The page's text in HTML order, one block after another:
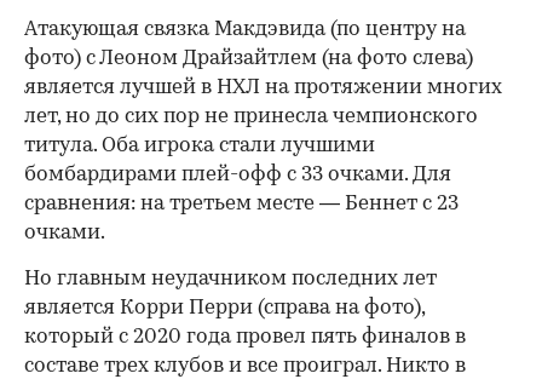
Атакующая связка Макдэвида (по центру на
фото) с Леоном Драйзайтлем (на фото слева)
является лучшей в НХЛ на протяжении многих
лет, но до сих пор не принесла чемпионского
титула. Оба игрока стали лучшими
бомбардирами плей-офф с 33 очками. Для
сравнения: на третьем месте — Беннет с 23
очками.
Но главным неудачником последних лет
является Корри Перри (справа на фото),
который с 2020 года провел пять финалов в
составе трех клубов и все проиграл. Никто в